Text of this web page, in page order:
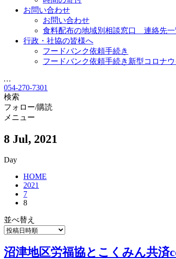
お問い合わせ
お問い合わせ
食料配布の地域別相談窓口 連絡先一
行政・社協の皆様へ
フードバンク依頼手続き
フードバンク依頼手続き新型コロナウ
…
054-270-7301
検索
フォロー/購読
メニュー
8 Jul, 2021
Day
HOME
2021
7
8
並べ替え
沼津地区労福協とこくみん共済